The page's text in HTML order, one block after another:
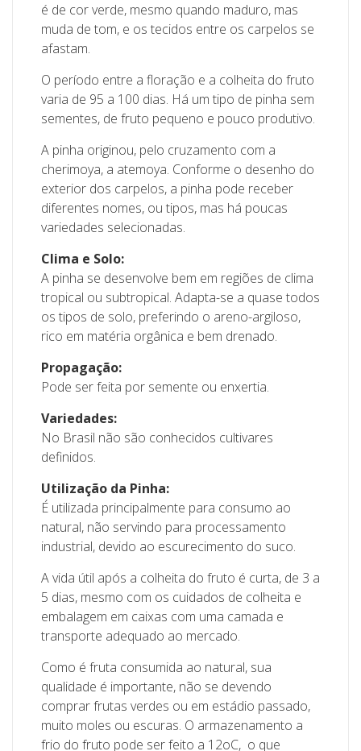
é de cor verde, mesmo quando maduro, mas
muda de tom, e os tecidos entre os carpelos se
afastam.
O período entre a floração e a colheita do fruto
varia de 95 a 100 dias. Há um tipo de pinha sem
sementes, de fruto pequeno e pouco produtivo.
A pinha originou, pelo cruzamento com a
cherimoya, a atemoya. Conforme o desenho do
exterior dos carpelos, a pinha pode receber
diferentes nomes, ou tipos, mas há poucas
variedades selecionadas.
Clima e Solo:
A pinha se desenvolve bem em regiões de clima
tropical ou subtropical. Adapta-se a quase todos
os tipos de solo, preferindo o areno-argiloso,
rico em matéria orgânica e bem drenado.
Propagação:
Pode ser feita por semente ou enxertia.
Variedades:
No Brasil não são conhecidos cultivares
definidos.
Utilização da Pinha:
É utilizada principalmente para consumo ao
natural, não servindo para processamento
industrial, devido ao escurecimento do suco.
A vida útil após a colheita do fruto é curta, de 3 a
5 dias, mesmo com os cuidados de colheita e
embalagem em caixas com uma camada e
transporte adequado ao mercado.
Como é fruta consumida ao natural, sua
qualidade é importante, não se devendo
comprar frutas verdes ou em estádio passado,
muito moles ou escuras. O armazenamento a
frio do fruto pode ser feito a 12oC, o que